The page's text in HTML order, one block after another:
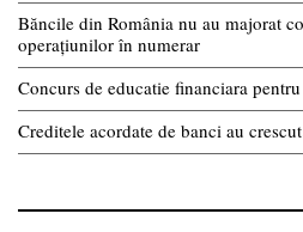
Băncile din România nu au majorat
operațiunilor în numerar
Concurs de educatie financiara
Creditele acordate de banci au